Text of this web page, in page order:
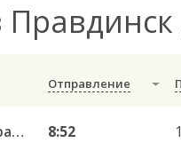
Отправление
567А Черняховск АС — Калининград АВ ч/з Железнодорожный КДП, Правдинск КДП 8:52